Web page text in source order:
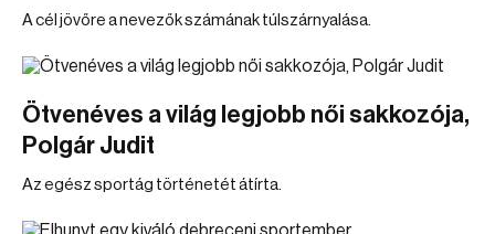
A cél jövőre a nevezők számának túlszárnyalása.
Ötvenéves a világ legjobb női sakkozója,
Polgár Judit
Az egész sportág történetét átírta.